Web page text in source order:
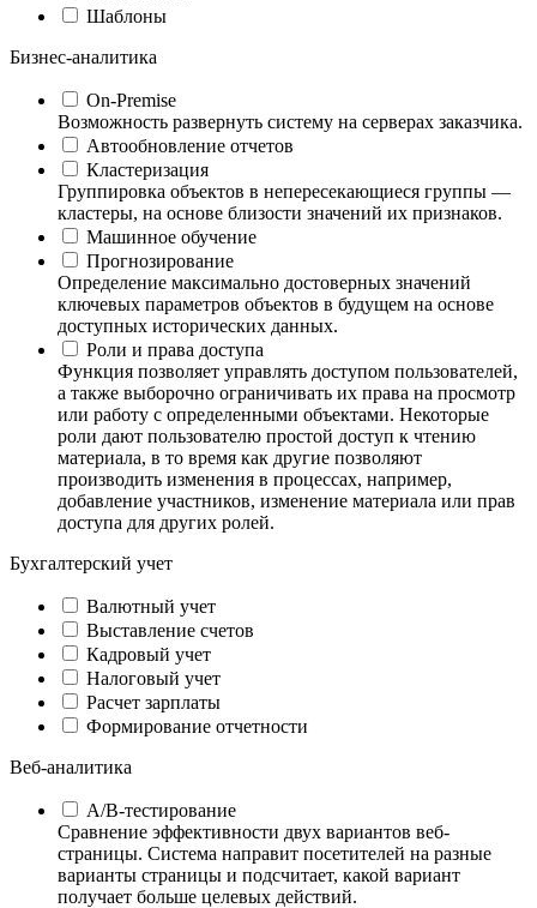
Шаблоны
Бизнес-аналитика
On-Premise
Возможность развернуть систему на серверах заказчика.
Автообновление отчетов
Кластеризация
Группировка объектов в непересекающиеся группы —
кластеры, на основе близости значений их признаков.
Машинное обучение
Прогнозирование
Определение максимально достоверных значений
ключевых параметров объектов в будущем на основе
доступных исторических данных.
Роли и права доступа
Функция позволяет управлять доступом пользователей,
а также выборочно ограничивать их права на просмотр
или работу с определенными объектами. Некоторые
роли дают пользователю простой доступ к чтению
материала, в то время как другие позволяют
производить изменения в процессах, например,
добавление участников, изменение материала или прав
доступа для других ролей.
Бухгалтерский учет
Валютный учет
Выставление счетов
Кадровый учет
Налоговый учет
Расчет зарплаты
Формирование отчетности
Веб-аналитика
А/B-тестирование
Сравнение эффективности двух вариантов веб-
страницы. Система направит посетителей на разные
варианты страницы и подсчитает, какой вариант
получает больше целевых действий.